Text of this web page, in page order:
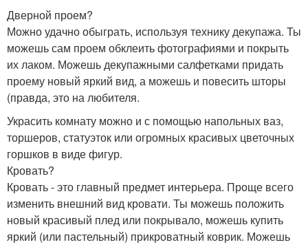
Дверной проем?
Можно удачно обыграть, используя технику декупажа. Ты
можешь сам проем обклеить фотографиями и покрыть
их лаком. Можешь декупажными салфетками придать
проему новый яркий вид, а можешь и повесить шторы
(правда, это на любителя.
Украсить комнату можно и с помощью напольных ваз,
торшеров, статуэток или огромных красивых цветочных
горшков в виде фигур.
Кровать?
Кровать - это главный предмет интерьера. Проще всего
изменить внешний вид кровати. Ты можешь положить
новый красивый плед или покрывало, можешь купить
яркий (или пастельный) прикроватный коврик. Можешь